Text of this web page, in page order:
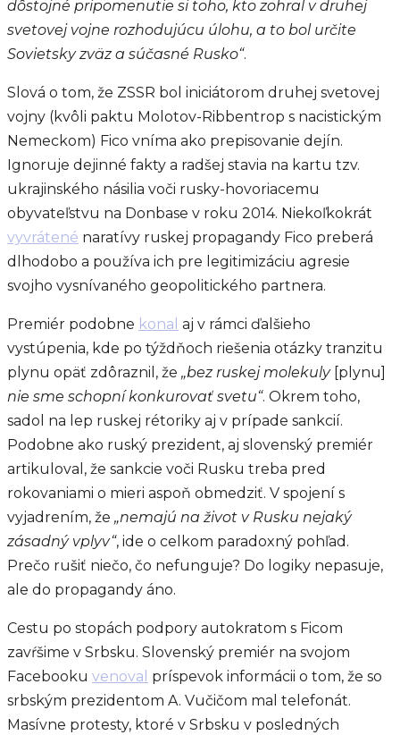
dôstojné pripomenutie si toho, kto zohral v druhej
svetovej vojne rozhodujúcu úlohu, a to bol určite
Sovietsky zväz a súčasné Rusko“.
Slová o tom, že ZSSR bol iniciátorom druhej svetovej
vojny (kvôli paktu Molotov-Ribbentrop s nacistickým
Nemeckom) Fico vníma ako prepisovanie dejín.
Ignoruje dejinné fakty a radšej stavia na kartu tzv.
ukrajinského násilia voči rusky-hovoriacemu
obyvateľstvu na Donbase v roku 2014. Niekoľkokrát
vyvrátené naratívy ruskej propagandy Fico preberá
dlhodobo a používa ich pre legitimizáciu agresie
svojho vysnívaného geopolitického partnera.
Premiér podobne konal aj v rámci ďalšieho
vystúpenia, kde po týždňoch riešenia otázky tranzitu
plynu opäť zdôraznil, že „bez ruskej molekuly [plynu]
nie sme schopní konkurovať svetu“. Okrem toho,
sadol na lep ruskej rétoriky aj v prípade sankcií.
Podobne ako ruský prezident, aj slovenský premiér
artikuloval, že sankcie voči Rusku treba pred
rokovaniami o mieri aspoň obmedziť. V spojení s
vyjadrením, že „nemajú na život v Rusku nejaký
zásadný vplyv“, ide o celkom paradoxný pohľad.
Prečo rušiť niečo, čo nefunguje? Do logiky nepasuje,
ale do propagandy áno.
Cestu po stopách podpory autokratom s Ficom
zavŕšime v Srbsku. Slovenský premiér na svojom
Facebooku venoval príspevok informácii o tom, že so
srbským prezidentom A. Vučičom mal telefonát.
Masívne protesty, ktoré v Srbsku v posledných